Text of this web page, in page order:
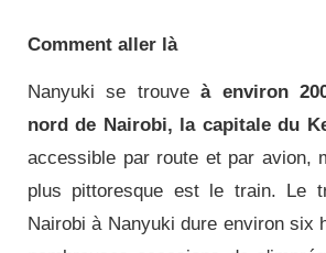
Comment aller là
Nanyuki se trouveà environ
nord de Nairobi, la capitale du
accessible par route et par avion,
plus pittoresque est le train.
Le
Nairobi à Nanyuki dure environ six